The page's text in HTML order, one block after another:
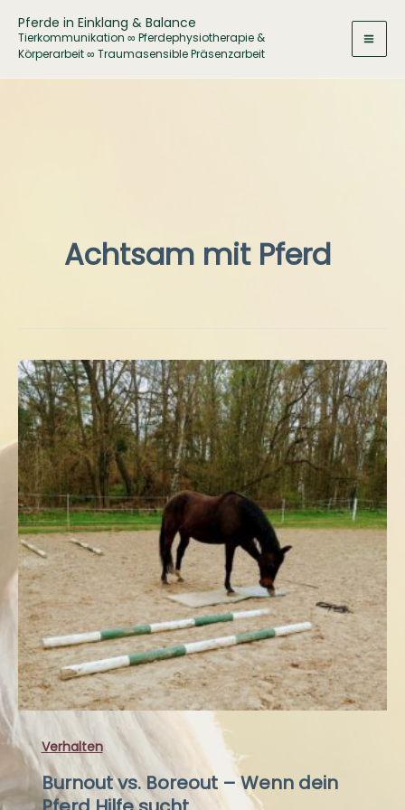
Zum
Inhalt
springen
Pferde in Einklang & Balance
Tierkommunikation ∞ Pferdephysiotherapie &
Körperarbeit ∞ Traumasensible Präsenzarbeit
Achtsam mit Pferd
Verhalten
Burnout vs. Boreout – Wenn dein